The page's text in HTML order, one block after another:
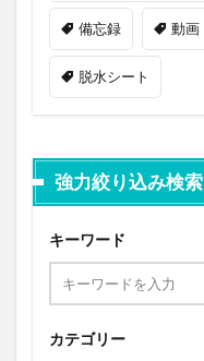
備忘録 動画
脱水シート
強力絞り込み検索
キーワード
カテゴリー